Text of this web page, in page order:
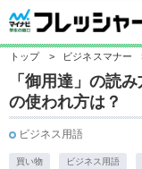
トップ > ビジネスマナー
「御用達」の読
の使われ方は？
ビジネス用語
買い物 ビジネス用語